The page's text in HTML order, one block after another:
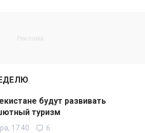
будут развивать
туризм
17:40 6